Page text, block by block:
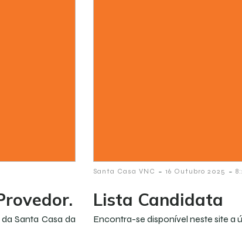
Santa Casa da
Santa Casa VNC - 16 Outubro 2025 -
Lista Candidata
Encontra-se disponível neste site a